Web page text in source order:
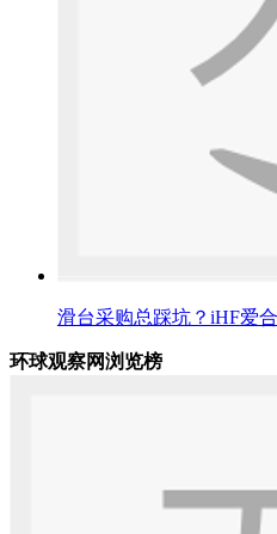
滑台采购总踩坑？iHF爱
环球观察网浏览榜